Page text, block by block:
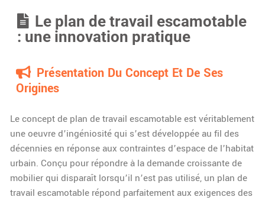
Le plan de travail escamotable
: une innovation pratique
Présentation Du Concept Et De Ses
Origines
Le concept de plan de travail escamotable est véritablement
une oeuvre d’ingéniosité qui s’est développée au fil des
décennies en réponse aux contraintes d’espace de l’habitat
urbain. Conçu pour répondre à la demande croissante de
mobilier qui disparaît lorsqu’il n’est pas utilisé, un plan de
travail escamotable répond parfaitement aux exigences des